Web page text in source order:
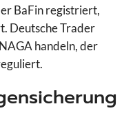
BaFin registriert,
Deutsche Trader
handeln, der